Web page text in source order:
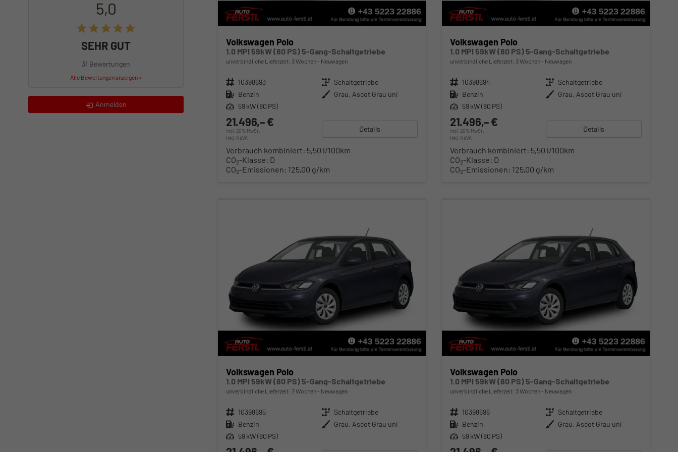
Volkswagen Polo
1.0 MPI 59kW (80 PS) 5-Gang-Schaltgetriebe
unverbindliche Lieferzeit: 3 Wochen Neuwagen
Fahrzeugnr. 10398693 Getriebe Schaltgetriebe
Kraftstoff Benzin Außenfarbe Grau, Ascot Grau uni
Leistung 59 kW (80 PS)
21.496,– €
incl. 20% MwSt.
inkl. NoVA
Details
Verbrauch kombiniert: 5,50 l/100km
CO2-Klasse: D
CO2-Emissionen: 125,00 g/km
Volkswagen Polo
1.0 MPI 59kW (80 PS) 5-Gang-Schaltgetriebe
unverbindliche Lieferzeit: 3 Wochen Neuwagen
Fahrzeugnr. 10398694 Getriebe Schaltgetriebe
Kraftstoff Benzin Außenfarbe Grau, Ascot Grau uni
Leistung 59 kW (80 PS)
21.496,– €
incl. 20% MwSt.
inkl. NoVA
Details
Verbrauch kombiniert: 5,50 l/100km
CO2-Klasse: D
CO2-Emissionen: 125,00 g/km
Volkswagen Polo
1.0 MPI 59kW (80 PS) 5-Gang-Schaltgetriebe
unverbindliche Lieferzeit: 7 Wochen Neuwagen
Fahrzeugnr. 10398695 Getriebe Schaltgetriebe
Kraftstoff Benzin Außenfarbe Grau, Ascot Grau uni
Leistung 59 kW (80 PS)
Volkswagen Polo
1.0 MPI 59kW (80 PS) 5-Gang-Schaltgetriebe
unverbindliche Lieferzeit: 3 Wochen Neuwagen
Fahrzeugnr. 10398696 Getriebe Schaltgetriebe
Kraftstoff Benzin Außenfarbe Grau, Ascot Grau uni
Leistung 59 kW (80 PS)
5,0
SEHR GUT
31 Bewertungen
Alle Bewertungen anzeigen >
Anmelden